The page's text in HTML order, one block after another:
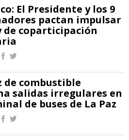
El Presidente y los 9
pactan impulsar
de coparticipación
de combustible
salidas irregulares en
de buses de La Paz